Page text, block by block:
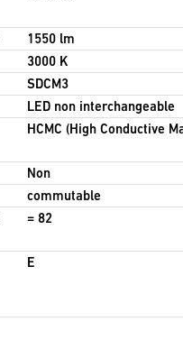
1550 lm
3000 K
SDCM3
LED non interchangeable
HCMC (High Conductive
Non
commutable
= 82
E